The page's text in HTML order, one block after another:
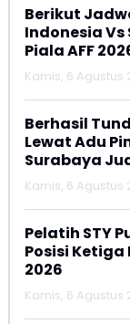
Berikut
Indonesia
Piala AFF
Kamis, 6 Agustus
Berhasil
Lewat Adu
Surabaya
2026
Kamis, 6 Agustus
Pelatih STY
Posisi Ketiga
2026
Kamis, 6 Agustus